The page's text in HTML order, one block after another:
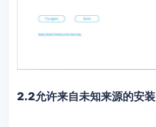
2.2允许来自未知来源的安装